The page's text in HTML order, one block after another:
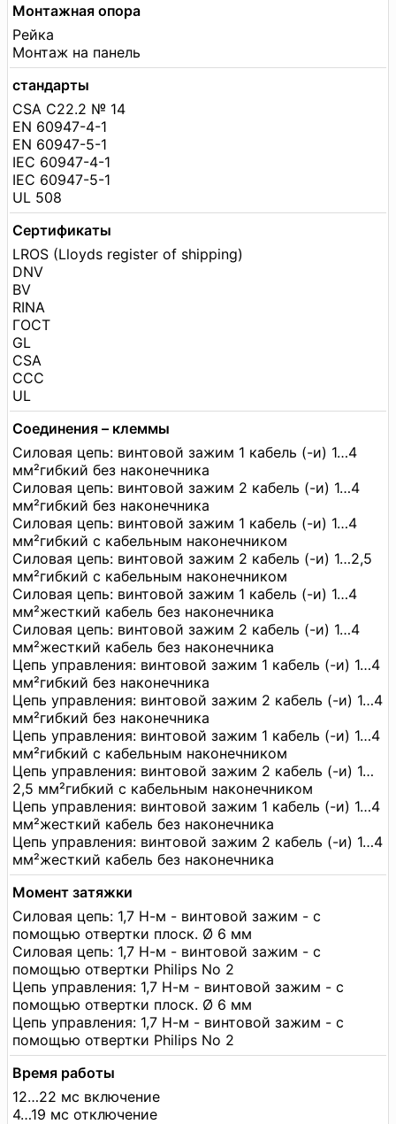
Монтажная опора
Рейка
Монтаж на панель
стандарты
CSA C22.2 № 14
EN 60947-4-1
EN 60947-5-1
IEC 60947-4-1
IEC 60947-5-1
UL 508
Сертификаты
LROS (Lloyds register of shipping)
DNV
BV
RINA
ГОСТ
GL
CSA
CCC
UL
Соединения – клеммы
Силовая цепь: винтовой зажим 1 кабель (-и) 1…4
мм²гибкий без наконечника
Силовая цепь: винтовой зажим 2 кабель (-и) 1…4
мм²гибкий без наконечника
Силовая цепь: винтовой зажим 1 кабель (-и) 1…4
мм²гибкий с кабельным наконечником
Силовая цепь: винтовой зажим 2 кабель (-и) 1…2,5
мм²гибкий с кабельным наконечником
Силовая цепь: винтовой зажим 1 кабель (-и) 1…4
мм²жесткий кабель без наконечника
Силовая цепь: винтовой зажим 2 кабель (-и) 1…4
мм²жесткий кабель без наконечника
Цепь управления: винтовой зажим 1 кабель (-и) 1…4
мм²гибкий без наконечника
Цепь управления: винтовой зажим 2 кабель (-и) 1…4
мм²гибкий без наконечника
Цепь управления: винтовой зажим 1 кабель (-и) 1…4
мм²гибкий с кабельным наконечником
Цепь управления: винтовой зажим 2 кабель (-и) 1…
2,5 мм²гибкий с кабельным наконечником
Цепь управления: винтовой зажим 1 кабель (-и) 1…4
мм²жесткий кабель без наконечника
Цепь управления: винтовой зажим 2 кабель (-и) 1…4
мм²жесткий кабель без наконечника
Момент затяжки
Силовая цепь: 1,7 Н-м - винтовой зажим - с
помощью отвертки плоск. Ø 6 мм
Силовая цепь: 1,7 Н-м - винтовой зажим - с
помощью отвертки Philips No 2
Цепь управления: 1,7 Н-м - винтовой зажим - с
помощью отвертки плоск. Ø 6 мм
Цепь управления: 1,7 Н-м - винтовой зажим - с
помощью отвертки Philips No 2
Время работы
12…22 мс включение
4…19 мс отключение